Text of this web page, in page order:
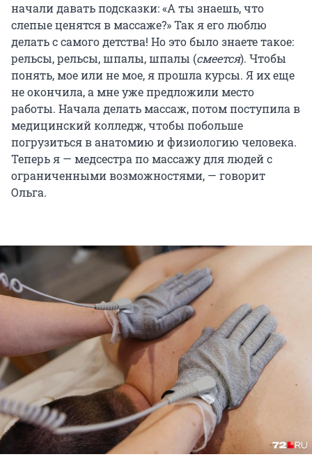
начали давать подсказки: «А ты знаешь, что
слепые ценятся в массаже?» Так я его люблю
делать с самого детства! Но это было знаете такое:
рельсы, рельсы, шпалы, шпалы (смеется). Чтобы
понять, мое или не мое, я прошла курсы. Я их еще
не окончила, а мне уже предложили место
работы. Начала делать массаж, потом поступила в
медицинский колледж, чтобы побольше
погрузиться в анатомию и физиологию человека.
Теперь я — медсестра по массажу для людей с
ограниченными возможностями, — говорит
Ольга.